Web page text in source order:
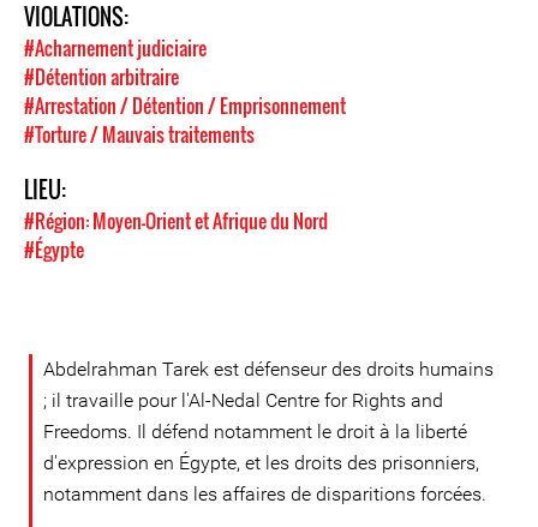
VIOLATIONS:
#Acharnement judiciaire
#Détention arbitraire
#Arrestation / Détention / Emprisonnement
#Torture / Mauvais traitements
LIEU:
#Région: Moyen-Orient et Afrique du Nord
#Égypte
Abdelrahman Tarek est défenseur des droits humains
; il travaille pour l'Al-Nedal Centre for Rights and
Freedoms. Il défend notamment le droit à la liberté
d'expression en Égypte, et les droits des prisonniers,
notamment dans les affaires de disparitions forcées.